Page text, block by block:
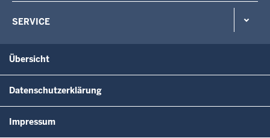
SERVICE
Übersicht
Datenschutzerklärung
Impressum